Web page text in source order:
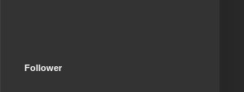
Follower